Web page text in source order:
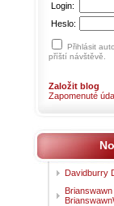
Login:
Heslo:
Přihlásit
příští návštěvě.
Založit blog
Zapomenuté
Davidburry
Brianswawn